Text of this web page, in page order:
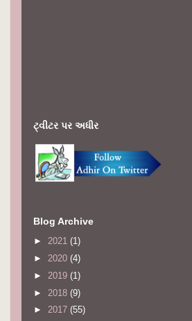
ટ્વીટર પર અધીર
Blog Archive
► 2021 (1)
► 2020 (4)
► 2019 (1)
► 2018 (9)
► 2017 (55)